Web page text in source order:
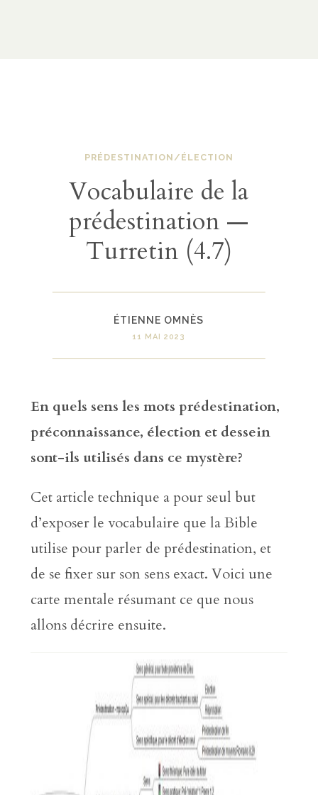
PRÉDESTINATION/ÉLECTION
Vocabulaire de la
prédestination —
Turretin (4.7)
ÉTIENNE OMNÈS
11 MAI 2023
En quels sens les mots prédestination,
préconnaissance, élection et dessein
sont-ils utilisés dans ce mystère?
Cet article technique a pour seul but
d’exposer le vocabulaire que la Bible
utilise pour parler de prédestination, et
de se fixer sur son sens exact. Voici une
carte mentale résumant ce que nous
allons décrire ensuite.